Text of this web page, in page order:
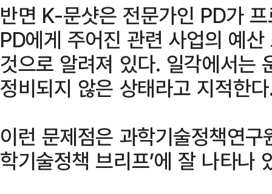
반면 K-문샷은 전문가인 PD가
PD에게 주어진 관련 사업의 예
것으로 알려져 있다. 일각에서는
정비되지 않은 상태라고 지적한
이런 문제점은 과학기술정책연
학기술정책 브리프’에 잘 나타나